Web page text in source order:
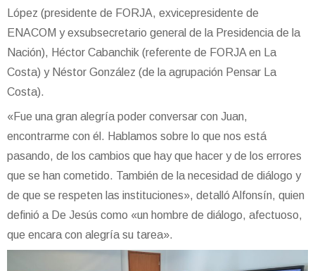
López (presidente de FORJA, exvicepresidente de
ENACOM y exsubsecretario general de la Presidencia de la
Nación), Héctor Cabanchik (referente de FORJA en La
Costa) y Néstor González (de la agrupación Pensar La
Costa).
«Fue una gran alegría poder conversar con Juan,
encontrarme con él. Hablamos sobre lo que nos está
pasando, de los cambios que hay que hacer y de los errores
que se han cometido. También de la necesidad de diálogo y
de que se respeten las instituciones», detalló Alfonsín, quien
definió a De Jesús como «un hombre de diálogo, afectuoso,
que encara con alegría su tarea».